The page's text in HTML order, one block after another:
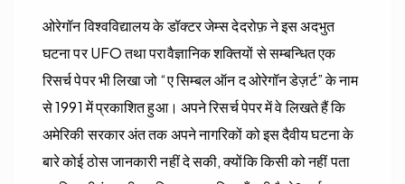
ओरेगॉन विश्वविद्यालय के डॉक्टर जेम्स देदरोफ़ ने इस अदभुत
घटना पर UFO तथा परावैज्ञानिक शक्तियों से सम्बन्धित एक
रिसर्च पेपर भी लिखा जो “ए सिम्बल ऑन द ओरेगॉन डेज़र्ट” के नाम
से 1991 में प्रकाशित हुआ। अपने रिसर्च पेपर में वे लिखते हैं कि
अमेरिकी सरकार अंत तक अपने नागरिकों को इस दैवीय घटना के
बारे कोई ठोस जानकारी नहीं दे सकी, क्योंकि किसी को नहीं पता